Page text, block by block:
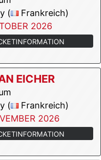
(
Frankreich)
2026
EICHER
(
Frankreich)
2026